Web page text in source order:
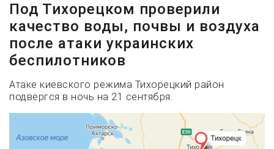
Под Тихорецком проверили
качество воды, почвы и воздуха
после атаки украинских
беспилотников
Атаке киевского режима Тихорецкий район
подвергся в ночь на 21 сентября.